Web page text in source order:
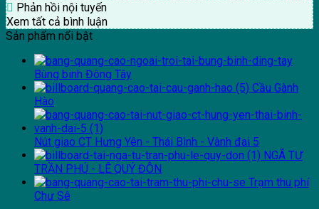
Phản hồi nội tuyến
Xem tất cả bình luận
Sản phẩm nổi bật
Bùng binh Đông Tây
Cầu Gành
Hào
Nút giao CT Hưng Yên - Thái Bình - Vành đai 5
NGÃ TƯ
TRẦN PHÚ - LÊ QUÝ ĐÔN
Trạm thu phí
Chư Sê